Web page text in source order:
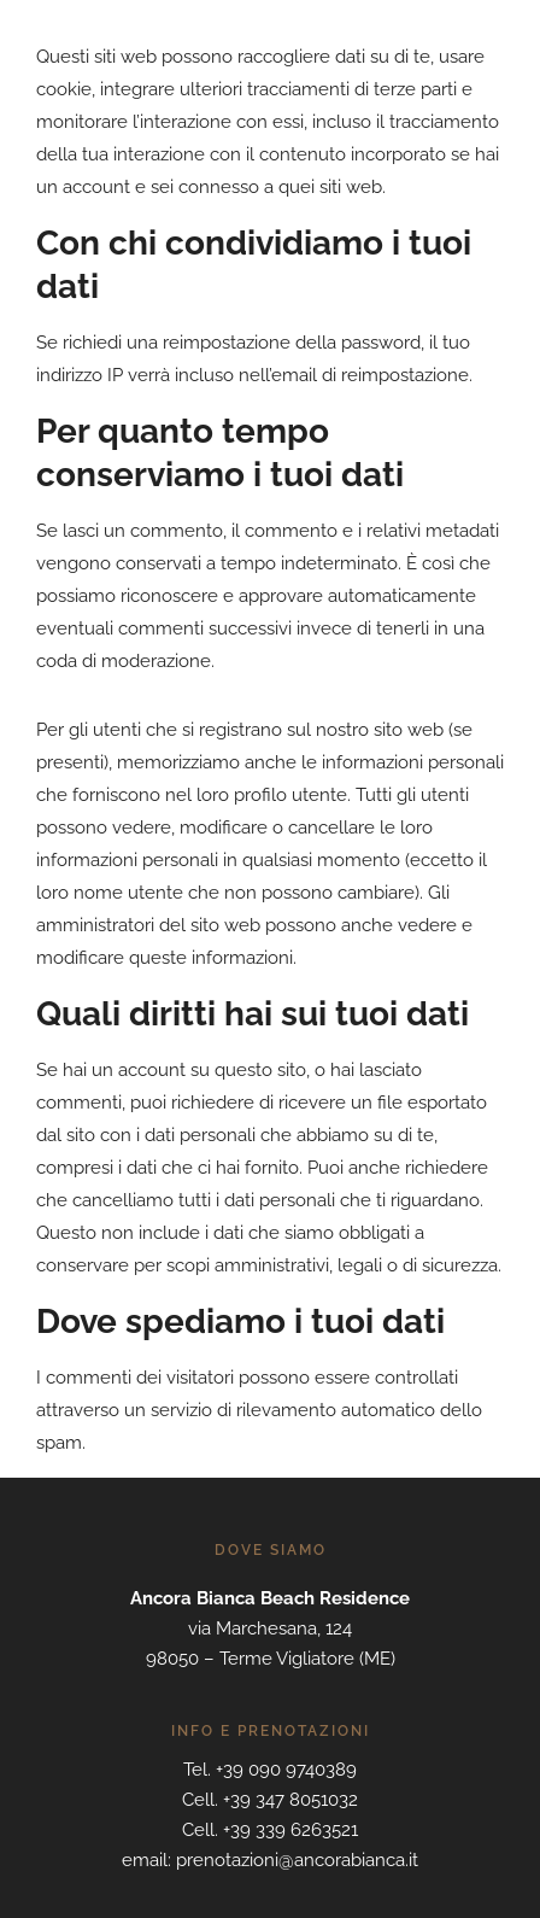
Questi siti web possono raccogliere dati su di te, usare
cookie, integrare ulteriori tracciamenti di terze parti e
monitorare l’interazione con essi, incluso il tracciamento
della tua interazione con il contenuto incorporato se hai
un account e sei connesso a quei siti web.
Con chi condividiamo i tuoi
dati
Se richiedi una reimpostazione della password, il tuo
indirizzo IP verrà incluso nell’email di reimpostazione.
Per quanto tempo
conserviamo i tuoi dati
Se lasci un commento, il commento e i relativi metadati
vengono conservati a tempo indeterminato. È così che
possiamo riconoscere e approvare automaticamente
eventuali commenti successivi invece di tenerli in una
coda di moderazione.
Per gli utenti che si registrano sul nostro sito web (se
presenti), memorizziamo anche le informazioni personali
che forniscono nel loro profilo utente. Tutti gli utenti
possono vedere, modificare o cancellare le loro
informazioni personali in qualsiasi momento (eccetto il
loro nome utente che non possono cambiare). Gli
amministratori del sito web possono anche vedere e
modificare queste informazioni.
Quali diritti hai sui tuoi dati
Se hai un account su questo sito, o hai lasciato
commenti, puoi richiedere di ricevere un file esportato
dal sito con i dati personali che abbiamo su di te,
compresi i dati che ci hai fornito. Puoi anche richiedere
che cancelliamo tutti i dati personali che ti riguardano.
Questo non include i dati che siamo obbligati a
conservare per scopi amministrativi, legali o di sicurezza.
Dove spediamo i tuoi dati
I commenti dei visitatori possono essere controllati
attraverso un servizio di rilevamento automatico dello
spam.
DOVE SIAMO
Ancora Bianca Beach Residence
via Marchesana, 124
98050 – Terme Vigliatore (ME)
INFO E PRENOTAZIONI
Tel. +39 090 9740389
Cell. +39 347 8051032
Cell. +39 339 6263521
email: prenotazioni@ancorabianca.it